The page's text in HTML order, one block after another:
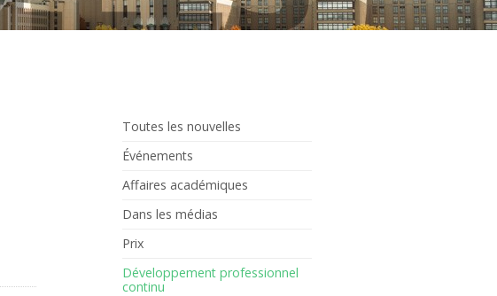
Toutes les nouvelles
Événements
Affaires académiques
Dans les médias
Prix
Développement professionnel
continu